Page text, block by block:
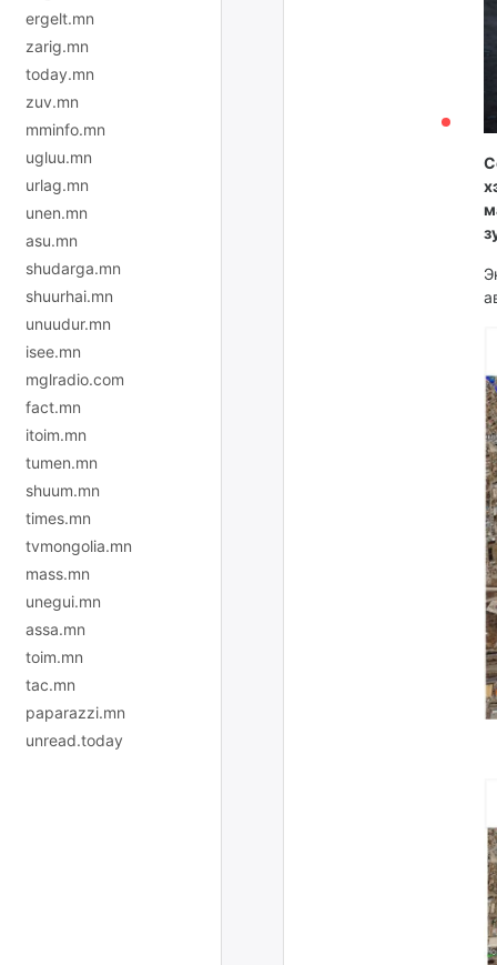
ergelt.mn
zarig.mn
today.mn
zuv.mn
mminfo.mn
ugluu.mn
urlag.mn
unen.mn
asu.mn
shudarga.mn
shuurhai.mn
unuudur.mn
isee.mn
mglradio.com
fact.mn
itoim.mn
tumen.mn
shuum.mn
times.mn
tvmongolia.mn
mass.mn
unegui.mn
assa.mn
toim.mn
tac.mn
paparazzi.mn
unread.today